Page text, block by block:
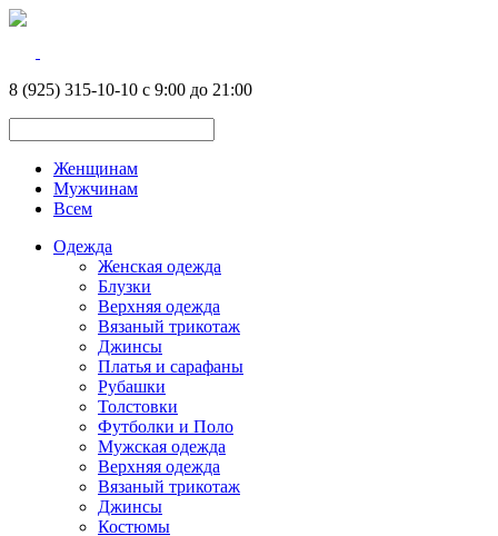
8 (925) 315-10-10 с 9:00 до 21:00
Женщинам
Мужчинам
Всем
Одежда
Женская одежда
Блузки
Верхняя одежда
Вязаный трикотаж
Джинсы
Платья и сарафаны
Рубашки
Толстовки
Футболки и Поло
Мужская одежда
Верхняя одежда
Вязаный трикотаж
Джинсы
Костюмы